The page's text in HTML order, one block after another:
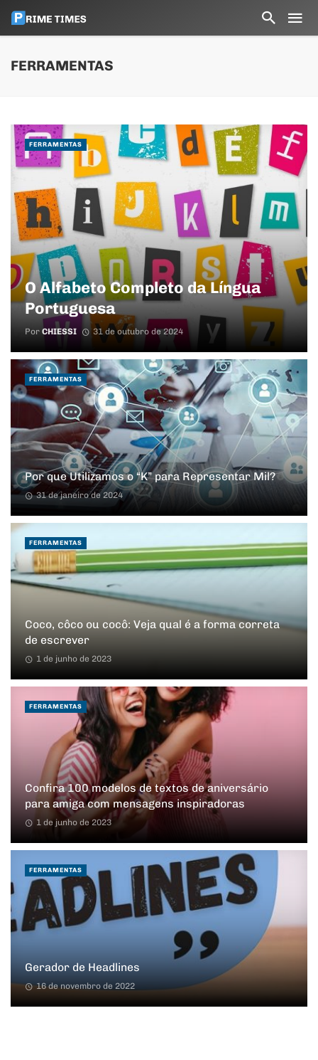
FERRAMENTAS
O Alfabeto Completo da Língua
Portuguesa
Por CHIESSI 31 de outubro de 2024
FERRAMENTAS
Por que Utilizamos o “K” para Representar Mil?
31 de janeiro de 2024
FERRAMENTAS
Coco, côco ou cocô: Veja qual é a forma correta
de escrever
1 de junho de 2023
FERRAMENTAS
Confira 100 modelos de textos de aniversário
para amiga com mensagens inspiradoras
1 de junho de 2023
FERRAMENTAS
Gerador de Headlines
16 de novembro de 2022
FERRAMENTAS